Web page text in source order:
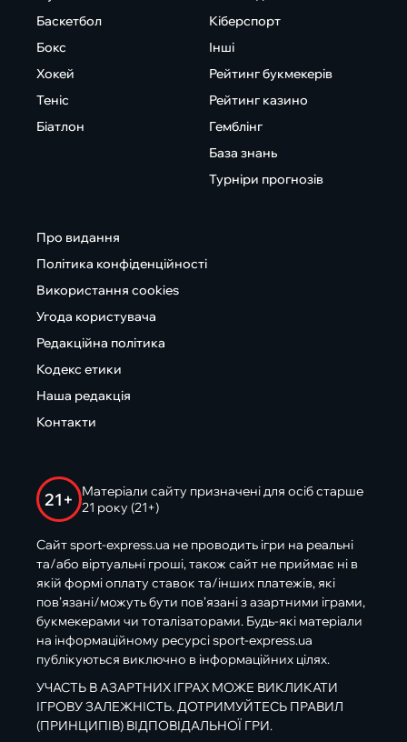
Баскетбол
Бокс
Хокей
Теніс
Біатлон
Кіберспорт
Інші
Рейтинг букмекерів
Рейтинг казино
Гемблінг
База знань
Турніри прогнозів
Про видання
Політика конфіденційності
Використання cookies
Угода користувача
Редакційна політика
Кодекс етики
Наша редакція
Контакти
21+
Матеріали сайту призначені для осіб старше
21 року (21+)
Сайт sport-express.ua не проводить ігри на реальні
та/або віртуальні гроші, також сайт не приймає ні в
якій формі оплату ставок та/інших платежів, які
пов’язані/можуть бути пов’язані з азартними іграми,
букмекерами чи тоталізаторами. Будь-які матеріали
на інформаційному ресурсі sport-express.ua
публікуються виключно в інформаційних цілях.
УЧАСТЬ В АЗАРТНИХ ІГРАХ МОЖЕ ВИКЛИКАТИ
ІГРОВУ ЗАЛЕЖНІСТЬ. ДОТРИМУЙТЕСЬ ПРАВИЛ
(ПРИНЦИПІВ) ВІДПОВІДАЛЬНОЇ ГРИ.